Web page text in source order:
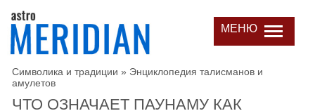
МЕНЮ
Символика и традиции » Энциклопедия талисманов и
амулетов
ЧТО ОЗНАЧАЕТ ПАУНАМУ КАК